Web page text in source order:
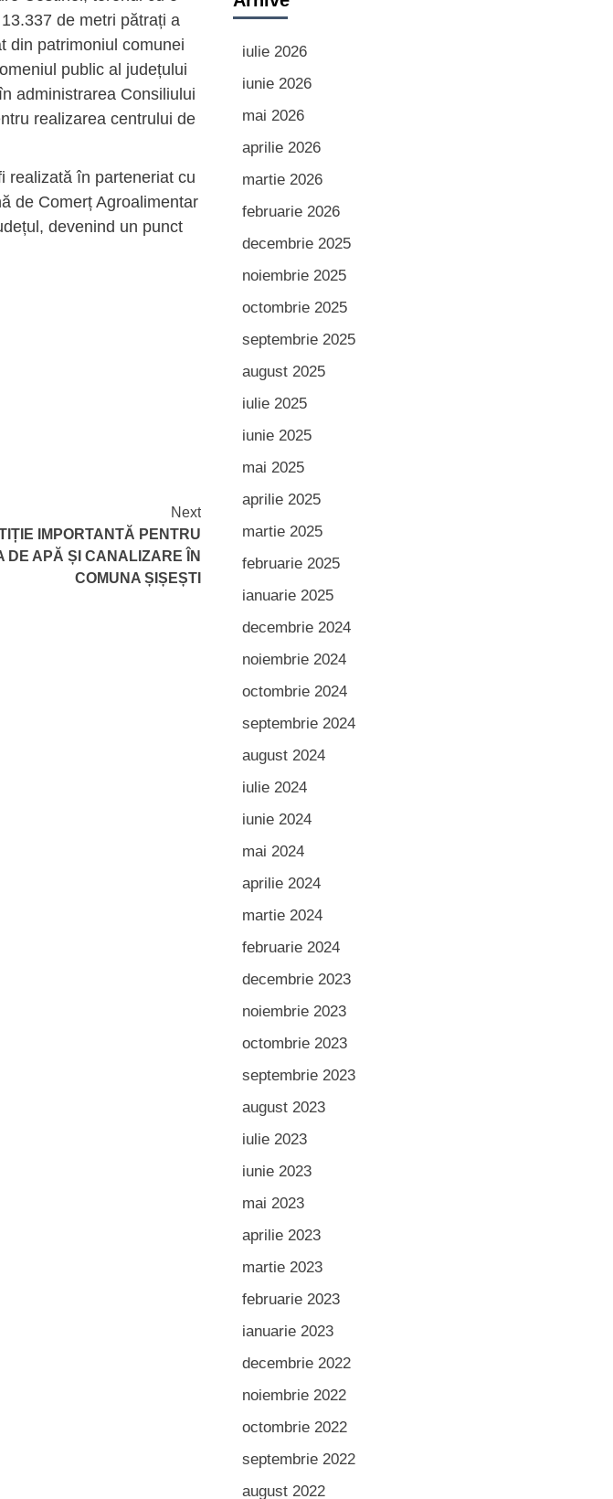
de metri pătrați a
din patrimoniul comunei
public al județului
administrarea Consiliului
realizarea centrului de
realizată în parteneriat cu
de Comerț Agroalimentar
devenind un punct
Next
IMPORTANTĂ PENTRU
DE APĂ ȘI CANALIZARE ÎN
COMUNA ȘIȘEȘTI
iulie 2026
iunie 2026
mai 2026
aprilie 2026
martie 2026
februarie 2026
decembrie 2025
noiembrie 2025
octombrie 2025
septembrie 2025
august 2025
iulie 2025
iunie 2025
mai 2025
aprilie 2025
martie 2025
februarie 2025
ianuarie 2025
decembrie 2024
noiembrie 2024
octombrie 2024
septembrie 2024
august 2024
iulie 2024
iunie 2024
mai 2024
aprilie 2024
martie 2024
februarie 2024
decembrie 2023
noiembrie 2023
octombrie 2023
septembrie 2023
august 2023
iulie 2023
iunie 2023
mai 2023
aprilie 2023
martie 2023
februarie 2023
ianuarie 2023
decembrie 2022
noiembrie 2022
octombrie 2022
septembrie 2022
august 2022